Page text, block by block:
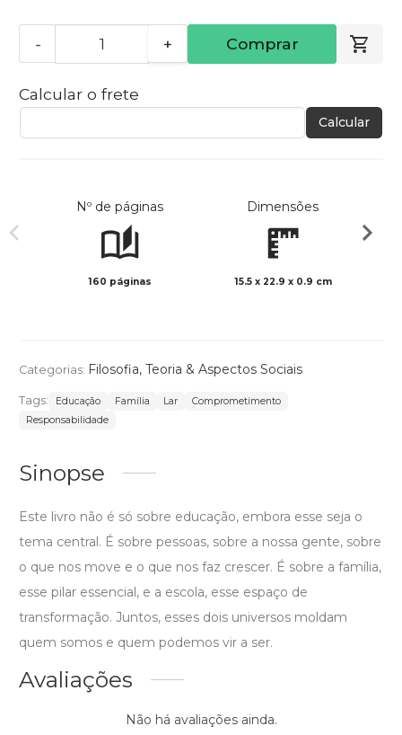
- + Comprar
Calcular o frete
Calcular
Nº de páginas
160 páginas
Dimensões
15.5 x 22.9 x 0.9 cm
Categorias: Filosofia, Teoria & Aspectos Sociais
Tags: Educação Família Lar
Comprometimento
Responsabilidade
Sinopse
Este livro não é só sobre educação, embora esse seja o
tema central. É sobre pessoas, sobre a nossa gente, sobre
o que nos move e o que nos faz crescer. É sobre a família,
esse pilar essencial, e a escola, esse espaço de
transformação. Juntos, esses dois universos moldam
quem somos e quem podemos vir a ser.
Avaliações
Não há avaliações ainda.